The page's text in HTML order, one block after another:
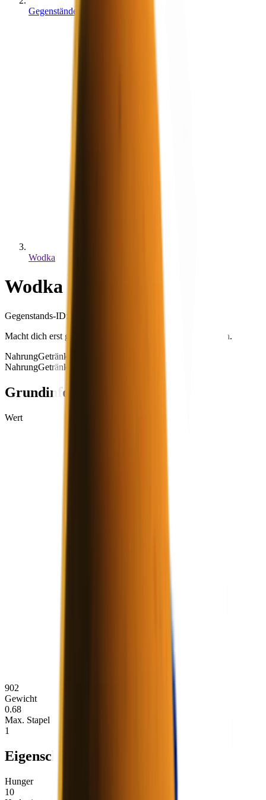
Gegenstände
Wodka
Wodka
Gegenstands-ID: #
Macht dich erst gut drauf, dann knallt die Dehydrierung rein.
NahrungGetränke
NahrungGetränke
Grundinformationen
Wert
902
Gewicht
0.68
Max. Stapel
1
Eigenschaften
Hunger
10